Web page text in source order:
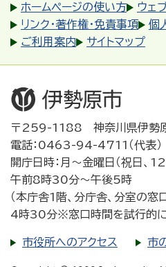
ホームページの使い方
ウェ
リンク・著作権・免責事項
個
ご利用案内
サイトマップ
〒259-1188 神奈川県伊勢
電話：0463-94-4711（代表）
開庁日時：月～金曜日（祝日、
午前8時30分～午後5時
（本庁舎1階、分庁舎、分室の
4時30分※窓口時間を試行的に
市役所へのアクセス 市